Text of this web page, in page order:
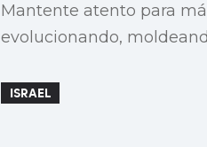
Mantente atento para
evolucionando,
ISRAEL